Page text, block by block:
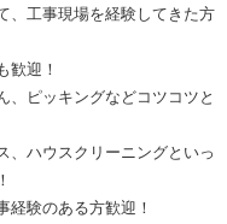
、工事現場を経験してきた方
歓迎！
、ピッキングなどコツコツと
、ハウスクリーニングといっ
経験のある方歓迎！